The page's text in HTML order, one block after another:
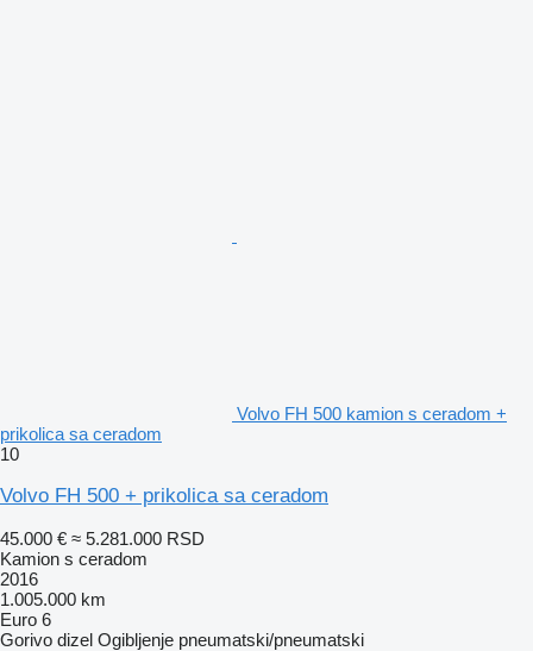
Volvo FH 500 kamion s ceradom +
prikolica sa ceradom
10
Volvo FH 500 + prikolica sa ceradom
45.000 € ≈ 5.281.000 RSD
Kamion s ceradom
2016
1.005.000 km
Euro 6
Gorivo dizel Ogibljenje pneumatski/pneumatski